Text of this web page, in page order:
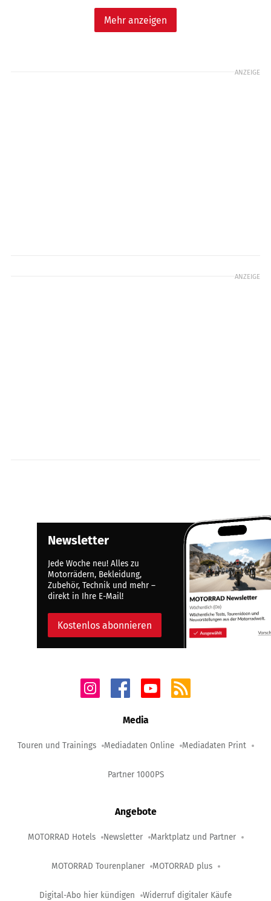
Mehr anzeigen
ANZEIGE
ANZEIGE
Newsletter
Jede Woche neu! Alles zu
Motorrädern, Bekleidung,
Zubehör, Technik und mehr –
direkt in Ihre E-Mail!
Kostenlos abonnieren
Media
Touren und Trainings Mediadaten Online Mediadaten Print
Partner 1000PS
Angebote
MOTORRAD Hotels Newsletter Marktplatz und Partner
MOTORRAD Tourenplaner MOTORRAD plus
Digital-Abo hier kündigen Widerruf digitaler Käufe